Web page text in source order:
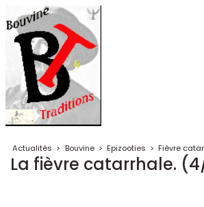
Actualités > Bouvine > Epizooties > Fièvre
La fièvre catarrhale.